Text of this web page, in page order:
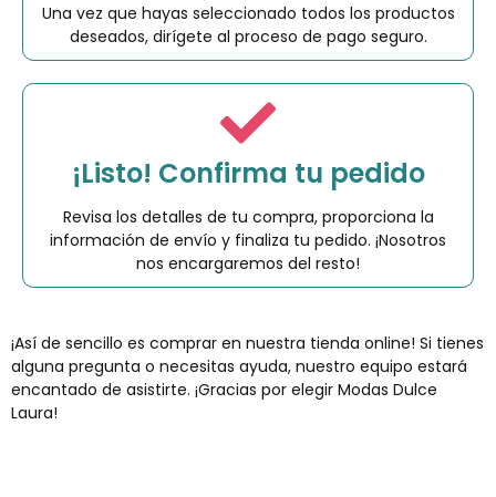
Una vez que hayas seleccionado todos los productos
deseados, dirígete al proceso de pago seguro.
¡Listo! Confirma tu pedido
Revisa los detalles de tu compra, proporciona la
información de envío y finaliza tu pedido. ¡Nosotros
nos encargaremos del resto!
¡Así de sencillo es comprar en nuestra tienda online! Si tienes
alguna pregunta o necesitas ayuda, nuestro equipo estará
encantado de asistirte. ¡Gracias por elegir Modas Dulce
Laura!